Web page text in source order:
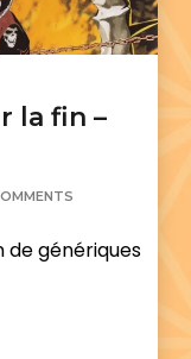
la fin –
génériques